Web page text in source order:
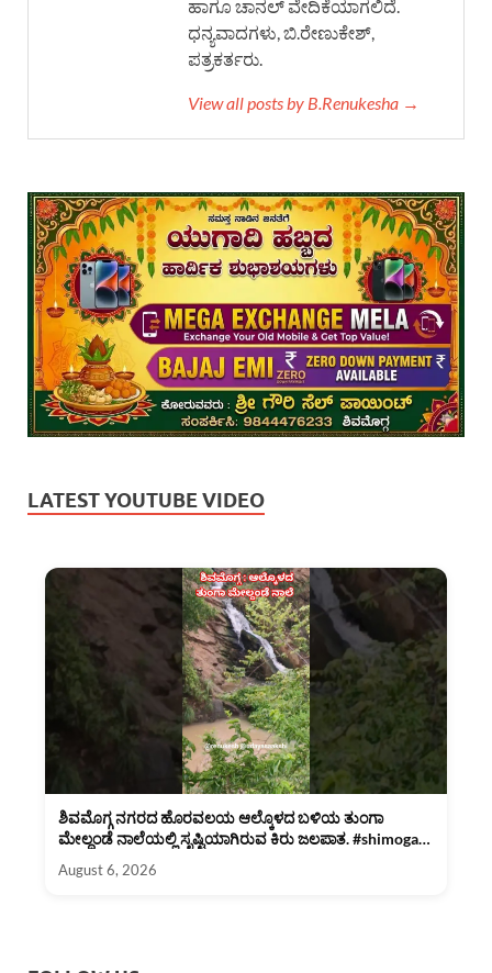
ಹಾಗೂ ಚಾನಲ್ ವೇದಿಕೆಯಾಗಲಿದೆ.
ಧನ್ಯವಾದಗಳು, ಬಿ.ರೇಣುಕೇಶ್,
ಪತ್ರಕರ್ತರು.
View all posts by B.Renukesha →
LATEST YOUTUBE VIDEO
ಶಿವಮೊಗ್ಗ ನಗರದ ಹೊರವಲಯ ಆಲ್ಕೊಳದ ಬಳಿಯ ತುಂಗಾ
ಮೇಲ್ದಂಡೆ ನಾಲೆಯಲ್ಲಿ ಸೃಷ್ಟಿಯಾಗಿರುವ ಕಿರು ಜಲಪಾತ. #shimoga
August 6, 2026